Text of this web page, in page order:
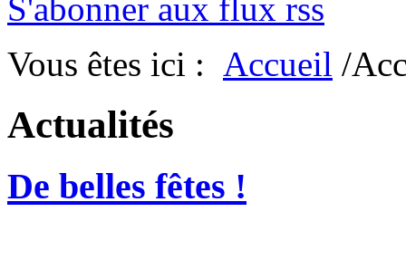
S'abonner aux flux rss
Vous êtes ici : Accueil /
Actualités
De belles fêtes !